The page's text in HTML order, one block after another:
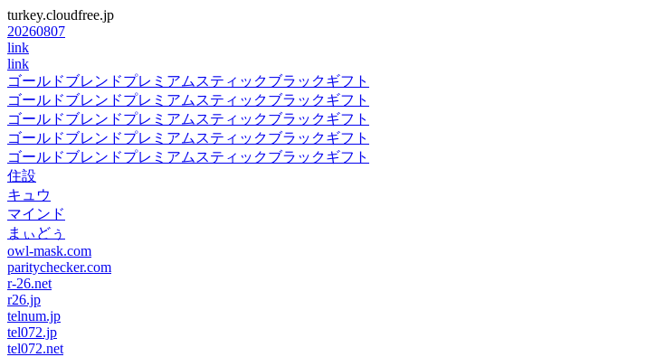
turkey.cloudfree.jp
20260807
link
link
ゴールドブレンドプレミアムスティックブラックギフト
ゴールドブレンドプレミアムスティックブラックギフト
ゴールドブレンドプレミアムスティックブラックギフト
ゴールドブレンドプレミアムスティックブラックギフト
ゴールドブレンドプレミアムスティックブラックギフト
住設
キュウ
マインド
まぃどぅ
owl-mask.com
paritychecker.com
r-26.net
r26.jp
telnum.jp
tel072.jp
tel072.net